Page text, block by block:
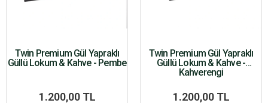
Twin Premium Gül Yapraklı
Güllü Lokum & Kahve - Pembe
1.200,00 TL
Twin Premium Gül Yapraklı
Güllü Lokum & Kahve -
Kahverengi
1.200,00 TL